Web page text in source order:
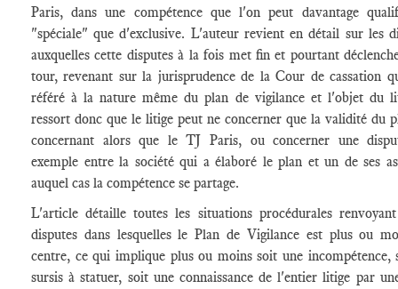
Paris, dans une compétence que l'on peut davantage
"spéciale" que d'exclusive. L'auteur revient en détail sur les
auxquelles cette disputes à la fois met fin et pourtant
tour, revenant sur la jurisprudence de la Cour de cassation
référé à la nature même du plan de vigilance et l'objet du
ressort donc que le litige peut ne concerner que la validité du
concernant alors que le TJ Paris, ou concerner une
exemple entre la société qui a élaboré le plan et un de ses
auquel cas la compétence se partage.
L'article détaille toutes les situations procédurales
disputes dans lesquelles le Plan de Vigilance est plus ou
centre, ce qui implique plus ou moins soit une incompétence,
sursis à statuer, soit une connaissance de l'entier litige par